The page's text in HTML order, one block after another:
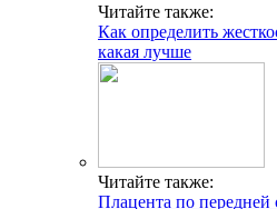
Читайте также:
Как определить
какая лучше
Читайте также:
Плацента по передней